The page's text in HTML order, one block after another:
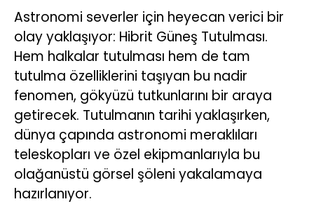
Astronomi severler için heyecan verici bir
olay yaklaşıyor: Hibrit Güneş Tutulması.
Hem halkalar tutulması hem de tam
tutulma özelliklerini taşıyan bu nadir
fenomen, gökyüzü tutkunlarını bir araya
getirecek. Tutulmanın tarihi yaklaşırken,
dünya çapında astronomi meraklıları
teleskopları ve özel ekipmanlarıyla bu
olağanüstü görsel şöleni yakalamaya
hazırlanıyor.